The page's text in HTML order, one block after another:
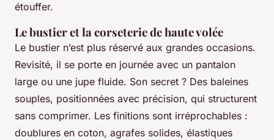
étouffer.
Le bustier et la corseterie de haute volée
Le bustier n’est plus réservé aux grandes occasions.
Revisité, il se porte en journée avec un pantalon
large ou une jupe fluide. Son secret ? Des baleines
souples, positionnées avec précision, qui structurent
sans comprimer. Les finitions sont irréprochables :
doublures en coton, agrafes solides, élastiques